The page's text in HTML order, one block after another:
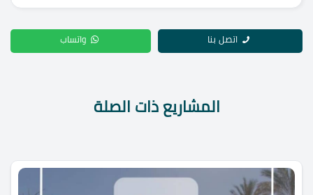
اتصل بنا واتساب
المشاريع ذات الصلة